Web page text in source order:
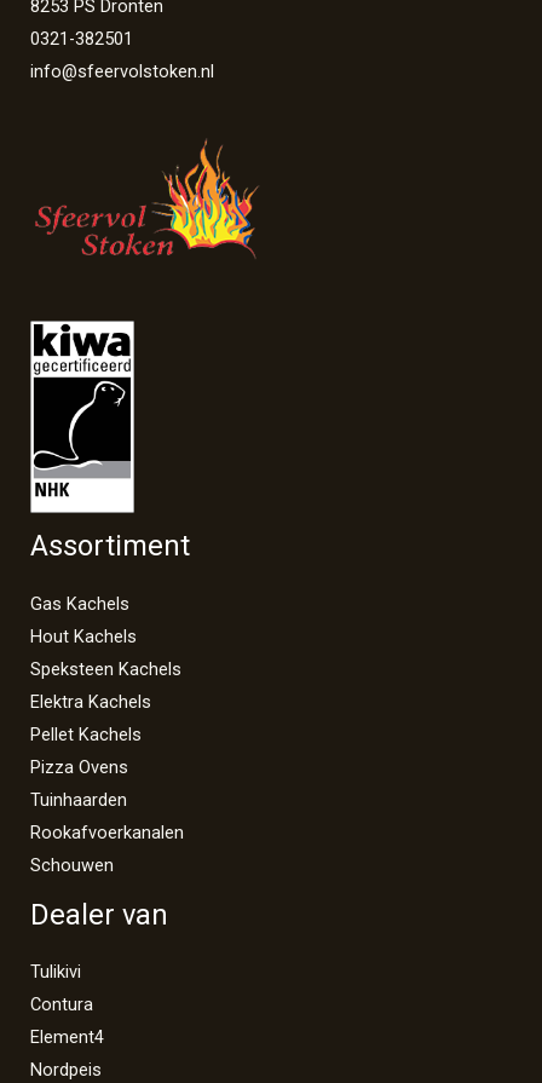
8253 PS Dronten
0321-382501
info@sfeervolstoken.nl
Assortiment
Gas Kachels
Hout Kachels
Speksteen Kachels
Elektra Kachels
Pellet Kachels
Pizza Ovens
Tuinhaarden
Rookafvoerkanalen
Schouwen
Dealer van
Tulikivi
Contura
Element4
Nordpeis